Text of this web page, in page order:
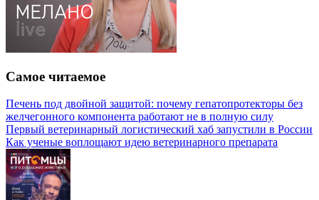
Самое читаемое
Печень под двойной защитой: почему гепатопротекторы без
желчегонного компонента работают не в полную силу
Первый ветеринарный логистический хаб запустили в России
Как ученые воплощают идею ветеринарного препарата